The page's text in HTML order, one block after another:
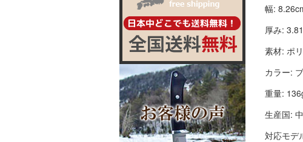
幅:
厚み:
素材: ポ
カラー:
重量:
生産国:
対応モデ